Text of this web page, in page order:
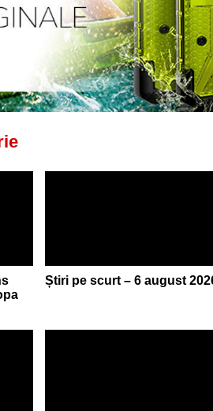
Știri pe scurt – 6 august